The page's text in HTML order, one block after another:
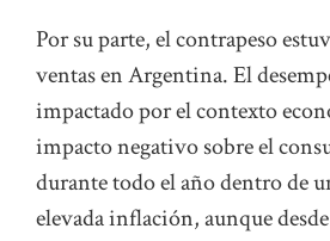
Por su parte, el contrapeso
ventas en Argentina. El
impactado por el contexto
impacto negativo sobre el
durante todo el año dentro de
elevada inflación, aunque